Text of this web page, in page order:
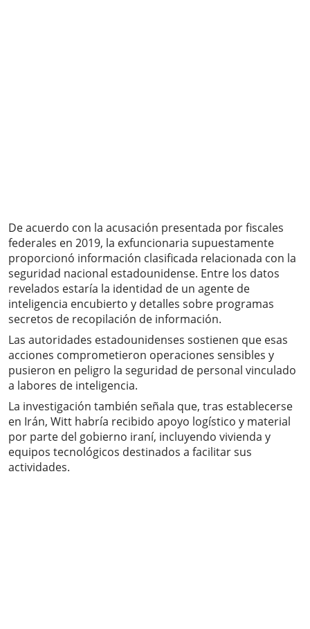
De acuerdo con la acusación presentada por fiscales
federales en 2019, la exfuncionaria supuestamente
proporcionó información clasificada relacionada con la
seguridad nacional estadounidense. Entre los datos
revelados estaría la identidad de un agente de
inteligencia encubierto y detalles sobre programas
secretos de recopilación de información.
Las autoridades estadounidenses sostienen que esas
acciones comprometieron operaciones sensibles y
pusieron en peligro la seguridad de personal vinculado
a labores de inteligencia.
La investigación también señala que, tras establecerse
en Irán, Witt habría recibido apoyo logístico y material
por parte del gobierno iraní, incluyendo vivienda y
equipos tecnológicos destinados a facilitar sus
actividades.